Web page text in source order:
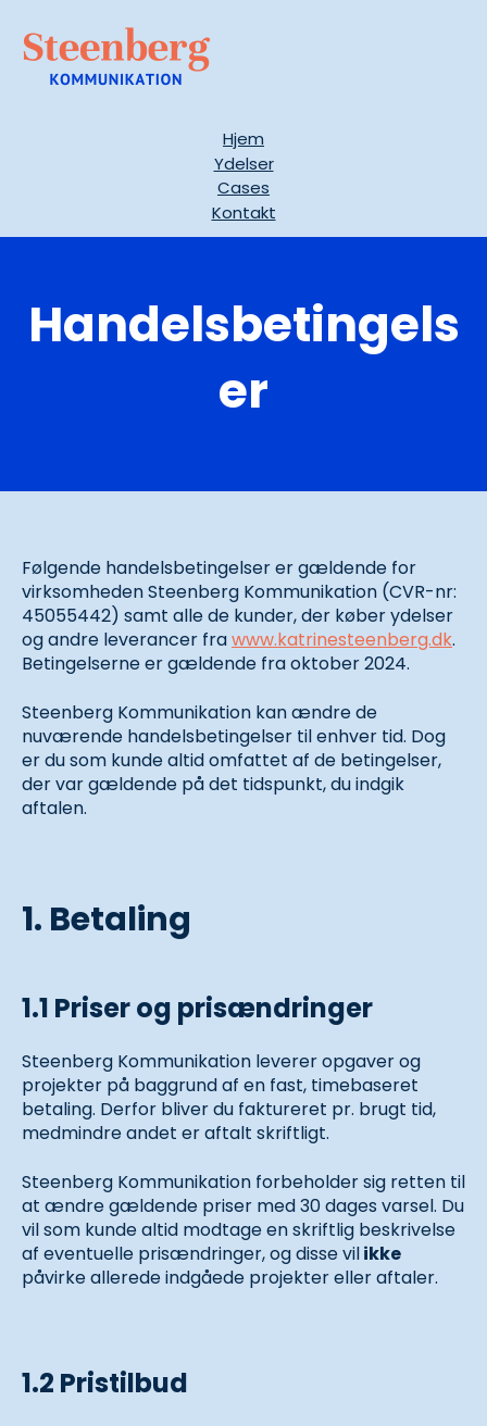
Hjem
Ydelser
Cases
Kontakt
Handelsbetingels
er
Følgende handelsbetingelser er gældende for
virksomheden Steenberg Kommunikation (CVR-nr:
45055442) samt alle de kunder, der køber ydelser
og andre leverancer frawww.katrinesteenberg.dk.
Betingelserne er gældende fra oktober 2024.
Steenberg Kommunikation kan ændre de
nuværende handelsbetingelser til enhver tid. Dog
er du som kunde altid omfattet af de betingelser,
der var gældende på det tidspunkt, du indgik
aftalen.
1. Betaling
1.1 Priser og prisændringer
Steenberg Kommunikation leverer opgaver og
projekter på baggrund af en fast, timebaseret
betaling. Derfor bliver du faktureret pr. brugt tid,
medmindre andet er aftalt skriftligt.
Steenberg Kommunikation forbeholder sig retten til
at ændre gældende priser med 30 dages varsel. Du
vil som kunde altid modtage en skriftlig beskrivelse
af eventuelle prisændringer, og disse vilikke
påvirke allerede indgåede projekter eller aftaler.
1.2 Pristilbud